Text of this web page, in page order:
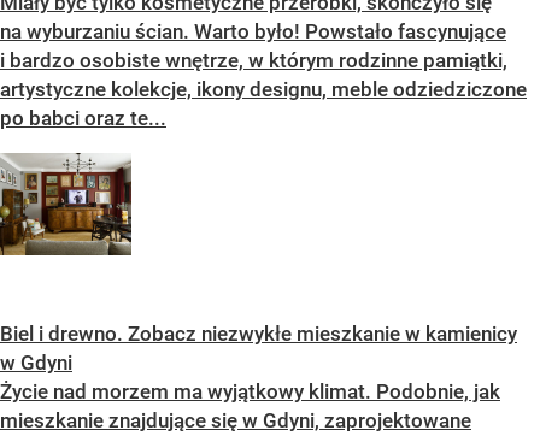
na wyburzaniu ścian. Warto było! Powstało fascynujące
i bardzo osobiste wnętrze, w którym rodzinne pamiątki,
artystyczne kolekcje, ikony designu, meble odziedziczone
po babci oraz te...
Biel i drewno. Zobacz niezwykłe mieszkanie w kamienicy
w Gdyni
Życie nad morzem ma wyjątkowy klimat. Podobnie, jak
mieszkanie znajdujące się w Gdyni, zaprojektowane